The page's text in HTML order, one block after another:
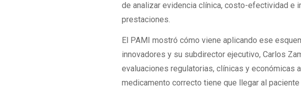
de analizar evidencia clínica, costo-efectividad e
prestaciones.
El PAMI mostró cómo viene aplicando ese
innovadores y su subdirector ejecutivo, Carlos
evaluaciones regulatorias, clínicas y económicas
medicamento correcto tiene que llegar al